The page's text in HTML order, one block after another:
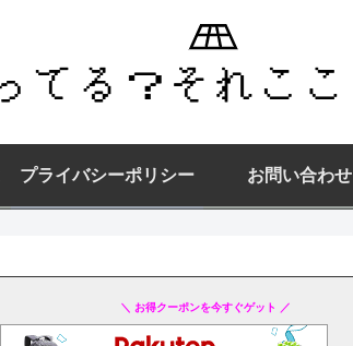
プライバシーポリシー お問い合わせ
＼ お得クーポンを今すぐゲット ／